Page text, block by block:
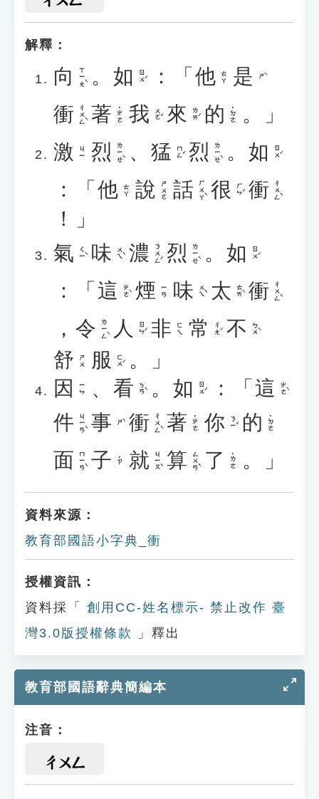
解釋：
向 ㄒㄧㄤˋ 。 如 ㄖㄨˊ ：「 他 ㄊㄚ 是 ㄕˋ
衝 ㄔㄨㄥˋ 著 ˙ㄓㄜ 我 ㄨㄛˇ 來 ㄌㄞˊ 的 ˙ㄉㄜ 。」
激 ㄐㄧ 烈 ㄌㄧㄝˋ 、 猛 ㄇㄥˇ 烈 ㄌㄧㄝˋ 。 如 ㄖㄨˊ
：「 他 ㄊㄚ 說 ㄕㄨㄛ 話 ㄏㄨㄚˋ 很 ㄏㄣˇ 衝 ㄔㄨㄥˋ
！」
氣 ㄑㄧˋ 味 ㄨㄟˋ 濃 ㄋㄨㄥˊ 烈 ㄌㄧㄝˋ 。 如 ㄖㄨˊ
：「 這 ㄓㄜˋ 煙 ㄧㄢ 味 ㄨㄟˋ 太 ㄊㄞˋ 衝 ㄔㄨㄥˋ
， 令 ㄌㄧㄥˋ 人 ㄖㄣˊ 非 ㄈㄟ 常 ㄔㄤˊ 不 ㄅㄨˋ
舒 ㄕㄨ 服 ㄈㄨˊ 。」
因
ㄧㄣ 、 看 ㄎㄢˋ 。 如 ㄖㄨˊ ：「 這 ㄓㄜˋ
件 ㄐㄧㄢˋ 事 ㄕˋ 衝 ㄔㄨㄥˋ 著 ˙ㄓㄜ 你 ㄋㄧˇ 的 ˙ㄉㄜ
面 ㄇㄧㄢˋ 子 ˙ㄗ 就 ㄐㄧㄡˋ 算 ㄙㄨㄢˋ 了 ˙ㄌㄜ 。」
資料來源：
教育部國語小字典_衝
授權資訊：
資料採「
創用CC-姓名標示- 禁止改作 臺
灣3.0版授權條款
」釋出
教育部國語辭典簡編本
注音：
ㄔㄨㄥ